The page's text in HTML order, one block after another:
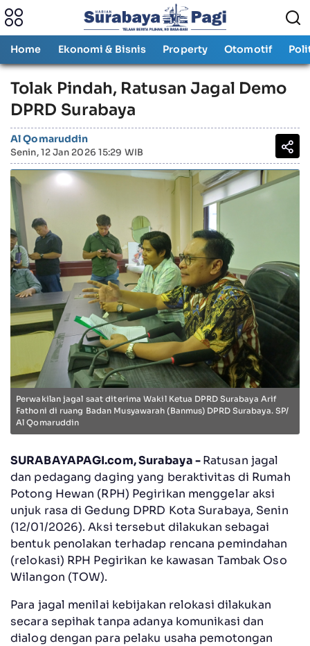
Home Ekonomi & Bisnis Property Otomotif
Tolak Pindah, Ratusan Jagal Demo
DPRD Surabaya
Al Qomaruddin
Senin, 12 Jan 2026 15:29 WIB
Perwakilan jagal saat diterima Wakil Ketua DPRD Surabaya Arif
Fathoni di ruang Badan Musyawarah (Banmus) DPRD Surabaya. SP/
Al Qomaruddin
SURABAYAPAGI.com, Surabaya -Ratusan jagal
dan pedagang daging yang beraktivitas di Rumah
Potong Hewan (RPH) Pegirikan menggelar aksi
unjuk rasa di Gedung DPRD Kota Surabaya, Senin
(12/01/2026). Aksi tersebut dilakukan sebagai
bentuk penolakan terhadap rencana pemindahan
(relokasi) RPH Pegirikan ke kawasan Tambak Oso
Wilangon (TOW).
Para jagal menilai kebijakan relokasi dilakukan
secara sepihak tanpa adanya komunikasi dan
dialog dengan para pelaku usaha pemotongan